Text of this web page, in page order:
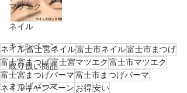
マツエク
ネイル
キャンペーン
取り扱い商品
まつげパーマ
ネイル富士宮ネイル富士市ネイル富士市まつげ
富士宮まつげ富士宮マツエク 富士市マツエク
富士宮まつげパーマ富士市まつげパーマ
ネイルキャンペーン お得安い